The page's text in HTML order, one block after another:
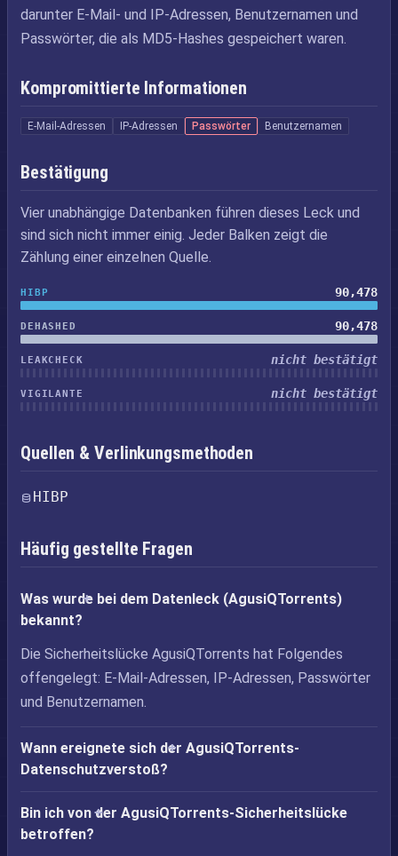
darunter E-Mail- und IP-Adressen, Benutzernamen und
Passwörter, die als MD5-Hashes gespeichert waren.
Kompromittierte Informationen
E-Mail-Adressen IP-Adressen Passwörter Benutzernamen
Bestätigung
Vier unabhängige Datenbanken führen dieses Leck und
sind sich nicht immer einig. Jeder Balken zeigt die
Zählung einer einzelnen Quelle.
HIBP 90,478
DEHASHED 90,478
LEAKCHECK nicht bestätigt
VIGILANTE nicht bestätigt
Quellen & Verlinkungsmethoden
HIBP
Häufig gestellte Fragen
Was wurde bei dem Datenleck (AgusiQTorrents)
bekannt?
Die Sicherheitslücke AgusiQTorrents hat Folgendes
offengelegt: E-Mail-Adressen, IP-Adressen, Passwörter
und Benutzernamen.
Wann ereignete sich der AgusiQTorrents-
Datenschutzverstoß?
Bin ich von der AgusiQTorrents-Sicherheitslücke
betroffen?